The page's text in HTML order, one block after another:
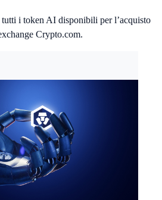
i token AI disponibili per l’acquisto
Crypto.com.